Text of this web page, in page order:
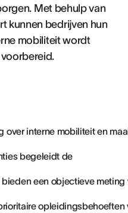
Met behulp van
kunnen bedrijven hun
mobiliteit wordt
over interne mobiliteit en
begeleidt de
een objectieve meting
opleidingsbehoeften